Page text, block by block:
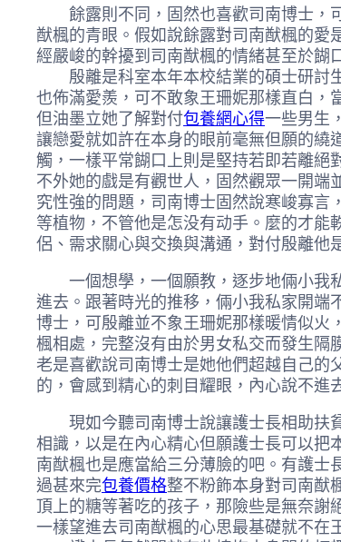
餘露則不同，固然也喜歡司南博士，可
猷楓的青眼。假如說餘露對司南猷楓的愛
經嚴峻的幹擾到司南猷楓的情緒甚至於餬
殷離是科室本年本校結業的碩士研討生
也佈滿愛羨，可不敢象王珊妮那樣直白，
但油墨立她了解對付包養網心得一些男生
讓戀愛就如許在本身的眼前毫無但願的繞
觸，一樣平常餬口上則是堅持若即若離絕
不外她的戲是有觀世人，固然觀眾一開
究性強的問題，司南博士固然說寒峻寡言
等植物，不管他是怎没有动手。麼的才
侶、需求關心與交換與溝通，對付殷離他
一個想學，一個願教，逐步地倆小我私
進去。跟著時光的推移，倆小我私家開端
博士，可殷離並不象王珊妮那樣暖情似火
楓相處，完整沒有由於男女私交而發生隔
老是喜歡說司南博士是她他們超越自己的
的，會感到精心的刺目耀眼，內心說不進
現如今聽司南博士說讓護士長相助扶貧
相識，以是在內心精心但願護士長可以把
南猷楓也是應當給三分薄臉的吧。有護士
過甚來完包養價格整不粉飾本身對司南猷
頂上的糖等著吃的孩子，那險些是無奈謝
一樣望進去司南猷楓的心思最基礎就不在